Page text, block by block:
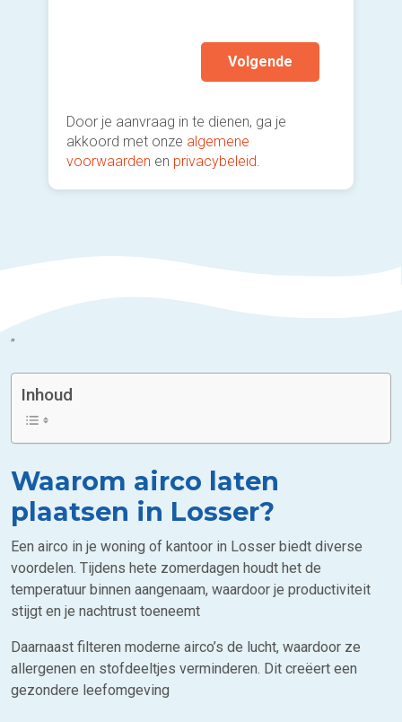
Volgende
Door je aanvraag in te dienen, ga je
akkoord met onze algemene
voorwaarden en privacybeleid.
”
Inhoud
Waarom airco laten
plaatsen in Losser?
Een airco in je woning of kantoor in Losser biedt diverse
voordelen. Tijdens hete zomerdagen houdt het de
temperatuur binnen aangenaam, waardoor je productiviteit
stijgt en je nachtrust toeneemt
Daarnaast filteren moderne airco’s de lucht, waardoor ze
allergenen en stofdeeltjes verminderen. Dit creëert een
gezondere leefomgeving